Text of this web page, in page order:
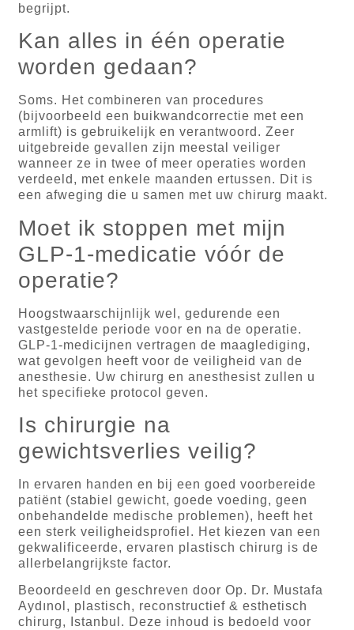
begrijpt.
Kan alles in één operatie
worden gedaan?
Soms. Het combineren van procedures
(bijvoorbeeld een buikwandcorrectie met een
armlift) is gebruikelijk en verantwoord. Zeer
uitgebreide gevallen zijn meestal veiliger
wanneer ze in twee of meer operaties worden
verdeeld, met enkele maanden ertussen. Dit is
een afweging die u samen met uw chirurg maakt.
Moet ik stoppen met mijn
GLP-1-medicatie vóór de
operatie?
Hoogstwaarschijnlijk wel, gedurende een
vastgestelde periode voor en na de operatie.
GLP-1-medicijnen vertragen de maaglediging,
wat gevolgen heeft voor de veiligheid van de
anesthesie. Uw chirurg en anesthesist zullen u
het specifieke protocol geven.
Is chirurgie na
gewichtsverlies veilig?
In ervaren handen en bij een goed voorbereide
patiënt (stabiel gewicht, goede voeding, geen
onbehandelde medische problemen), heeft het
een sterk veiligheidsprofiel. Het kiezen van een
gekwalificeerde, ervaren plastisch chirurg is de
allerbelangrijkste factor.
Beoordeeld en geschreven door Op. Dr. Mustafa
Aydınol, plastisch, reconstructief & esthetisch
chirurg, Istanbul. Deze inhoud is bedoeld voor